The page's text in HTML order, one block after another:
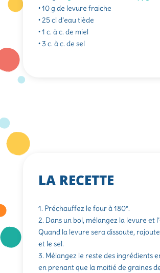
• 10 g de levure fraiche
• 25 cl d’eau tiède
• 1 c. à c. de miel
• 3 c. à c. de sel
LA RECETTE
1. Préchauffez le four à 180°.
2. Dans un bol, mélangez la levure et
Quand la levure sera dissoute,
et le sel.
3. Mélangez le reste des ingrédients
en prenant que la moitié de graines